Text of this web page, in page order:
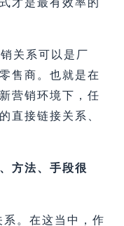
才是最有效率的
关系可以是厂
售商。也就是在
营销环境下，任
直接链接关系、
方法、手段很
。在这当中，作